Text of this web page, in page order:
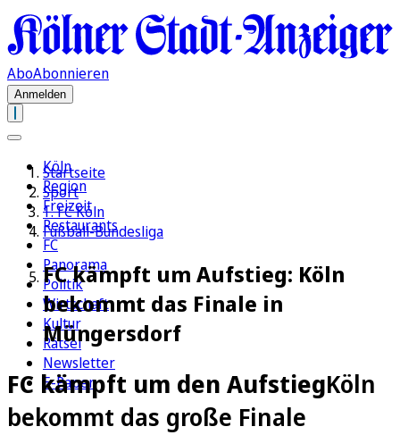
AboAbonnieren
Anmelden
Köln
Region
Freizeit
Restaurants
FC
Panorama
Politik
Wirtschaft
Kultur
Rätsel
Newsletter
E-Paper
Startseite
Sport
1. FC Köln
Fußball-Bundesliga
FC kämpft um Aufstieg: Köln
bekommt das Finale in
Müngersdorf
FC kämpft um den AufstiegKöln
bekommt das große Finale